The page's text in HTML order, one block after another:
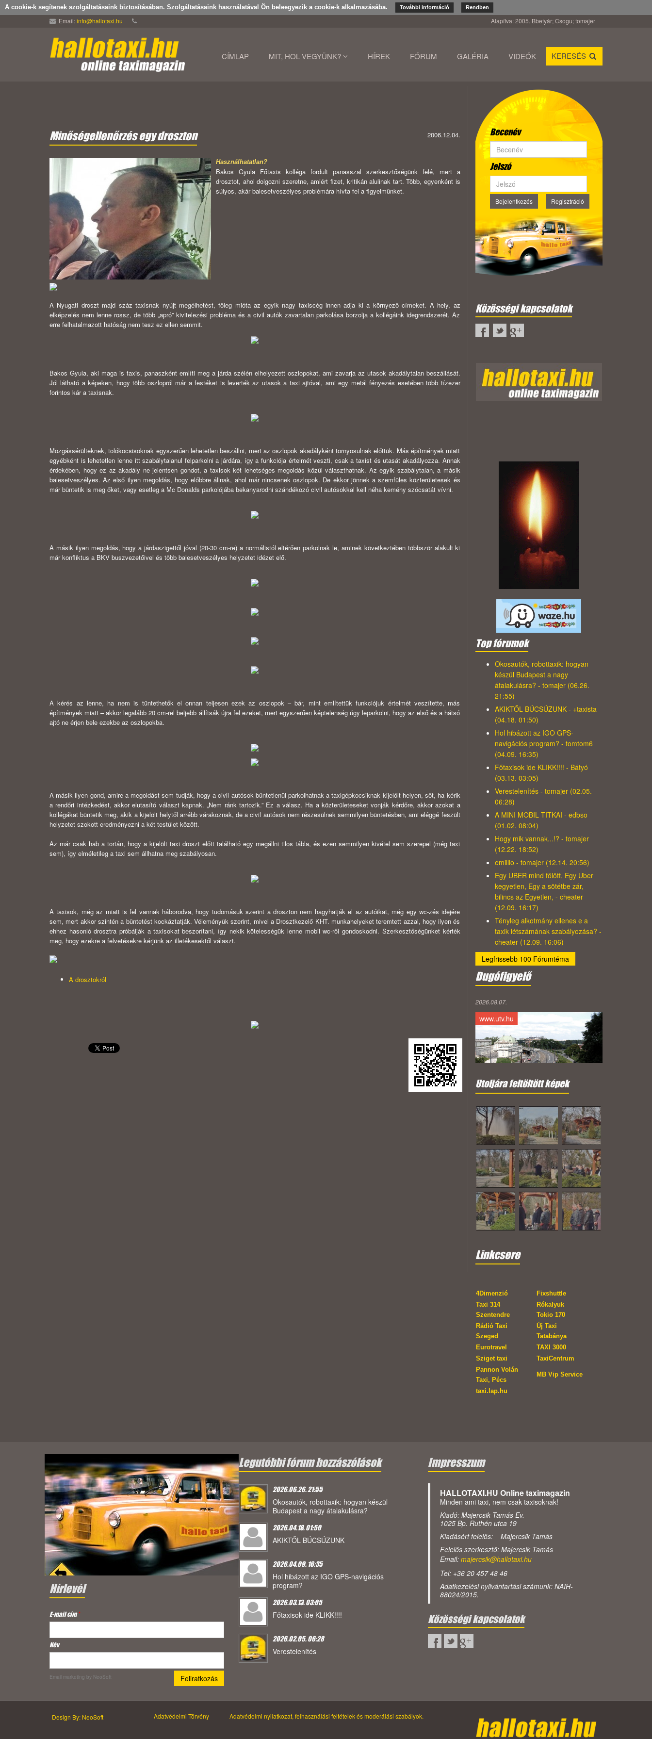
A cookie-k segítenek szolgáltatásaink biztosításában. Szolgáltatásaink használatával Ön beleegyezik a cookie-k alkalmazásába. További információ Rendben
Email:info@hallotaxi.hu Alapítva: 2005. Bbetyár; Csogu; tomajer
CÍMLAP MIT, HOL VEGYÜNK? HÍREK FÓRUM GALÉRIA VIDEÓK KERESÉS
Minőségellenőrzés egy droszton 2006.12.04.
Használhatatlan?
Bakos Gyula Főtaxis kolléga fordult panasszal szerkesztőségünk felé, mert a
drosztot, ahol dolgozni szeretne, amiért fizet, kritikán alulinak tart. Több, egyenként is
súlyos, akár balesetveszélyes problémára hívta fel a figyelmünket.
A Nyugati droszt majd száz taxisnak nyújt megélhetést, főleg mióta az egyik nagy taxiscég innen adja ki a környező címeket. A hely, az
elképzelés nem lenne rossz, de több „apró” kivitelezési probléma és a civil autók zavartalan parkolása borzolja a kollégáink idegrendszerét. Az
erre felhatalmazott hatóság nem tesz ez ellen semmit.
Bakos Gyula, aki maga is taxis, panaszként említi meg a járda szélén elhelyezett oszlopokat, ami zavarja az utasok akadálytalan beszállását.
Jól látható a képeken, hogy több oszlopról már a festéket is leverték az utasok a taxi ajtóval, ami egy metál fényezés esetében több tízezer
forintos kár a taxisnak.
Mozgássérülteknek, tolókocsisoknak egyszerűen lehetetlen beszállni, mert az oszlopok akadályként tornyosulnak előttük. Más építmények miatt
egyébként is lehetetlen lenne itt szabálytalanul felparkolni a járdára, így a funkciója értelmét veszti, csak a taxist és utasát akadályozza. Annak
érdekében, hogy ez az akadály ne jelentsen gondot, a taxisok két lehetséges megoldás közül választhatnak. Az egyik szabálytalan, a másik
balesetveszélyes. Az első ilyen megoldás, hogy előbbre állnak, ahol már nincsenek oszlopok. De ekkor jönnek a szemfüles közterületesek és
már büntetik is meg őket, vagy esetleg a Mc Donalds parkolójába bekanyarodni szándékozó civil autósokkal kell néha kemény szócsatát vívni.
A másik ilyen megoldás, hogy a járdaszigettől jóval (20-30 cm-re) a normálistól eltérően parkolnak le, aminek következtében többször alakult ki
már konfliktus a BKV buszvezetőivel és több balesetveszélyes helyzetet idézet elő.
A kérés az lenne, ha nem is tüntethetők el onnan teljesen ezek az oszlopok – bár, mint említettük funkciójuk értelmét veszítette, más
építmények miatt – akkor legalább 20 cm-rel beljebb állítsák újra fel ezeket, mert egyszerűen képtelenség úgy leparkolni, hogy az első és a hátsó
ajtó ne érjen bele ezekbe az oszlopokba.
A másik ilyen gond, amire a megoldást sem tudják, hogy a civil autósok büntetlenül parkolhatnak a taxigépkocsiknak kijelölt helyen, sőt, ha kérik
a rendőri intézkedést, akkor elutasító választ kapnak. „Nem ránk tartozik.” Ez a válasz. Ha a közterületeseket vonják kérdőre, akkor azokat a
kollégákat büntetik meg, akik a kijelölt helytől arrébb várakoznak, de a civil autósok nem részesülnek semmilyen büntetésben, ami eléggé feszült
helyzetet szokott eredményezni a két testület között.
Az már csak hab a tortán, hogy a kijelölt taxi droszt előtt található egy megállni tilos tábla, és ezen semmilyen kivétel sem szerepel (még taxi
sem), így elméletileg a taxi sem állhatna meg szabályosan.
A taxisok, még az miatt is fel vannak háborodva, hogy tudomásuk szerint a droszton nem hagyhatják el az autóikat, még egy wc-zés idejére
sem, mert akkor szintén a büntetést kockáztatják. Véleményük szerint, mivel a Drosztkezelő KHT. munkahelyeket teremtett azzal, hogy ilyen és
ehhez hasonló drosztra próbálják a taxisokat beszorítani, így nekik kötelességük lenne mobil wc-ről gondoskodni. Szerkesztőségünket kérték
meg, hogy ezekre a felvetésekre kérjünk az illetékesektől választ.
A drosztokról
Becenév
Jelszó
Bejelentkezés Regisztráció
Közösségi kapcsolatok
Top fórumok
Okosautók, robottaxik: hogyan
készül Budapest a nagy
átalakulásra? - tomajer (06.26.
21:55)
AKIKTŐL BÚCSÚZUNK - +taxista
(04.18. 01:50)
Hol hibázott az IGO GPS-
navigációs program? - tomtom6
(04.09. 16:35)
Főtaxisok ide KLIKK!!!! - Bátyó
(03.13. 03:05)
Verestelenítés - tomajer (02.05.
06:28)
A MINI MOBIL TITKAI - edbso
(01.02. 08:04)
Hogy mik vannak...!? - tomajer
(12.22. 18:52)
emillio - tomajer (12.14. 20:56)
Egy UBER mind fölött, Egy Uber
kegyetlen, Egy a sötétbe zár,
bilincs az Egyetlen, - cheater
(12.09. 16:17)
Tényleg alkotmány ellenes e a
taxik létszámának szabályozása? -
cheater (12.09. 16:06)
Legfrissebb 100 Fórumtéma
Dugófigyelő
2026.08.07.
www.utv.hu
Utoljára feltöltött képek
Linkcsere
4Dimenzió
Fixshuttle
Taxi 314
Szentendre
Rókalyuk
Tokio 170
Rádió Taxi
Szeged
Új Taxi
Tatabánya
Eurotravel
TAXI 3000
Sziget taxi
TaxiCentrum
Pannon Volán
Taxi, Pécs
MB Vip Service
taxi.lap.hu
Hírlevél
E-mail cím*
Név
Email marketing by NeoSoft
Legutóbbi fórum hozzászólások
2026.06.26. 21:55
Okosautók, robottaxik: hogyan készül
Budapest a nagy átalakulásra?
2026.04.18. 01:50
AKIKTŐL BÚCSÚZUNK
2026.04.09. 16:35
Hol hibázott az IGO GPS-navigációs
program?
2026.03.13. 03:05
Főtaxisok ide KLIKK!!!!
2026.02.05. 06:28
Verestelenítés
Impresszum
HALLOTAXI.HU Online taximagazin
Minden ami taxi, nem csak taxisoknak!
Kiadó: Majercsik Tamás Ev.
1025 Bp. Ruthén utca 19
Kiadásért felelős: Majercsik Tamás
Felelős szerkesztő: Majercsik Tamás
Email: majercsik@hallotaxi.hu
Tel: +36 20 457 48 46
Adatkezelési nyilvántartási számunk: NAIH-
88024/2015.
Közösségi kapcsolatok
Design By: NeoSoft Adatvédelmi Törvény Adatvédelmi nyilatkozat, felhasználási feltételek és moderálási szabályok.